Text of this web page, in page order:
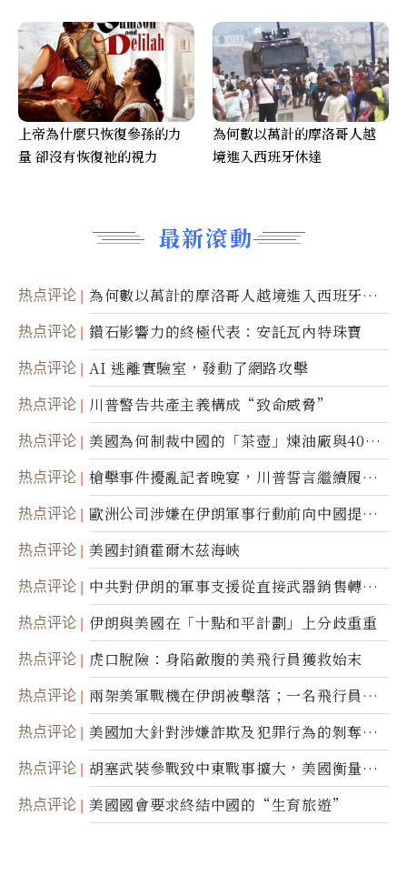
最新滾動
热点评论
為何數以萬計的摩洛哥人越境進入西班牙休
達
热点评论 鑽石影響力的終極代表：安託瓦內特珠寶
热点评论 AI 逃離實驗室，發動了網路攻擊
热点评论 川普警告共產主義構成“致命威脅”
热点评论
美國為何制裁中國的「茶壺」煉油廠與40家
航運公司
热点评论
槍擊事件擾亂記者晚宴，川普誓言繼續履行
職責
热点评论
歐洲公司涉嫌在伊朗軍事行動前向中國提供
美軍基地的衛星影像
热点评论 美國封鎖霍爾木茲海峽
热点评论
中共對伊朗的軍事支援從直接武器銷售轉向
間接技術轉讓
热点评论 伊朗與美國在「十點和平計劃」上分歧重重
热点评论 虎口脫險：身陷敵腹的美飛行員獲救始末
热点评论
兩架美軍戰機在伊朗被擊落；一名飛行員失
蹤
热点评论
美國加大針對涉嫌詐欺及犯罪行為的剝奪公
民權力度
热点评论
胡塞武裝參戰致中東戰事擴大，美國衡量地
面入侵的可能性
热点评论 美國國會要求終結中國的“生育旅遊”
上帝為什麼只恢復參孫的力
量 卻沒有恢復祂的視力
為何數以萬計的摩洛哥人越
境進入西班牙休達